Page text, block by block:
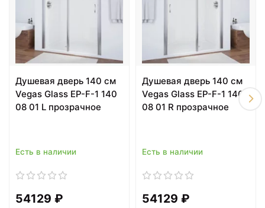
Душевая дверь 140 см
Vegas Glass EP-F-1 140
08 01 L прозрачное
Есть в наличии
54129 ₽
Душевая дверь 140 см
Vegas Glass EP-F-1 140
08 01 R прозрачное
Есть в наличии
54129 ₽